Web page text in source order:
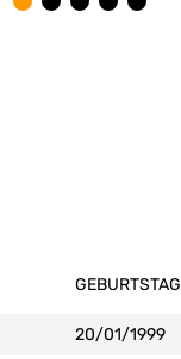
GEBURTSTAG
20/01/1999